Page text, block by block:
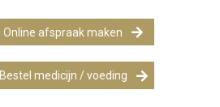
Online afspraak maken
Bestel medicijn / voeding